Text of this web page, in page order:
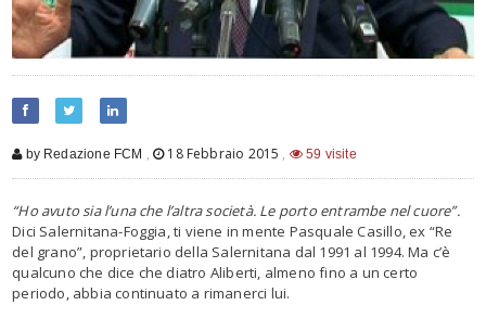
by Redazione FCM , 18 Febbraio 2015 , 59 visite
“Ho avuto sia l’una che l’altra società. Le porto entrambe nel cuore”.
Dici Salernitana-Foggia, ti viene in mente Pasquale Casillo, ex “Re
del grano”, proprietario della Salernitana dal 1991 al 1994. Ma c’è
qualcuno che dice che diatro Aliberti, almeno fino a un certo
periodo, abbia continuato a rimanerci lui.